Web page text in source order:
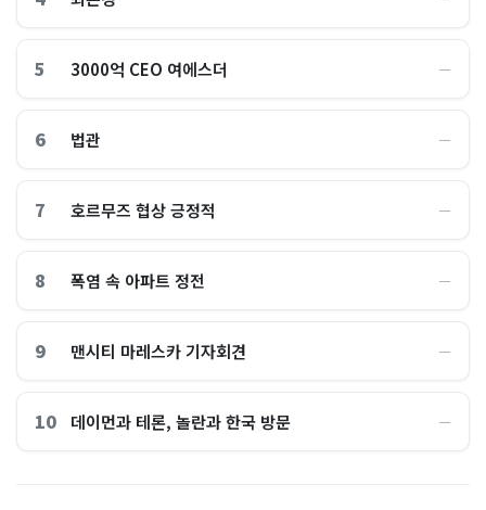
5 3000억 CEO 여에스더 ―
6 법관 ―
7 호르무즈 협상 긍정적 ―
8 폭염 속 아파트 정전 ―
9 맨시티 마레스카 기자회견 ―
10 데이먼과 테론, 놀란과 한국 방문 ―